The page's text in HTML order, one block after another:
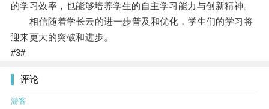
的学习效率，也能够培养学生的自主学习能力与创新精神。
相信随着学长云的进一步普及和优化，学生们的学习将
迎来更大的突破和进步。
#3#
评论
游客